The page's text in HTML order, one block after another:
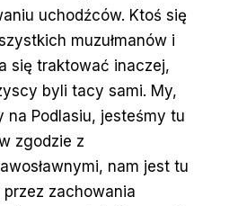
uchodźców. Ktoś się
muzułmanów i
się traktować inaczej,
byli tacy sami. My,
na Podlasiu, jesteśmy tu
zgodzie z
nam jest tu
zachowania